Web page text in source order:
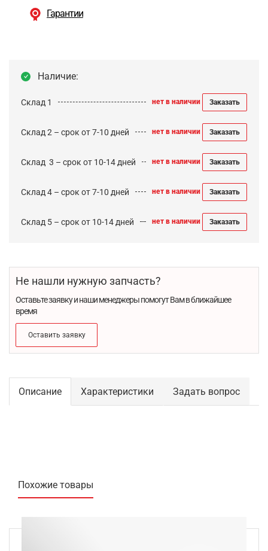
Гарантии
Наличие:
Склад 1 нет в наличии Заказать
Склад 2 – срок от 7-10 дней нет в наличии Заказать
Cклад 3 – срок от 10-14 дней нет в наличии Заказать
Склад 4 – срок от 7-10 дней нет в наличии Заказать
Склад 5 – срок от 10-14 дней нет в наличии Заказать
Не нашли нужную запчасть?
Оставьте заявку и наши менеджеры помогут Вам в ближайшее
время
Оставить заявку
Описание Характеристики Задать вопрос
Похожие товары